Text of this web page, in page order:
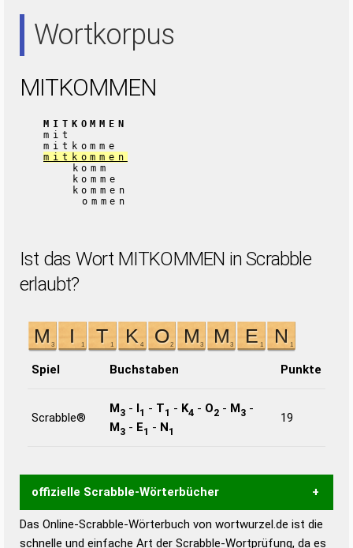
Wortkorpus
MITKOMMEN
MITKOMMEN
mit
mitkomme
mitkommen
komm
komme
kommen
ommen
Ist das Wort MITKOMMEN in Scrabble
erlaubt?
Spiel Buchstaben Punkte
Scrabble®
M3 - I1 - T1 - K4 - O2 - M3 -
M3 - E1 - N1
19
offizielle Scrabble-Wörterbücher
Wortwurzel liefert mit Hilfe eines semantischen
Das Online-Scrabble-Wörterbuch von wortwurzel.de ist die
schnelle und einfache Art der Scrabble-Wortprüfung, da es